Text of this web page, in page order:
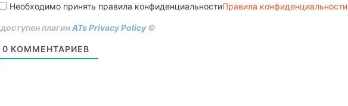
Необходимо принять правила конфиденциальностиПравила конфиденциальности
доступен плагинATs Privacy Policy©
0 КОММЕНТАРИЕВ